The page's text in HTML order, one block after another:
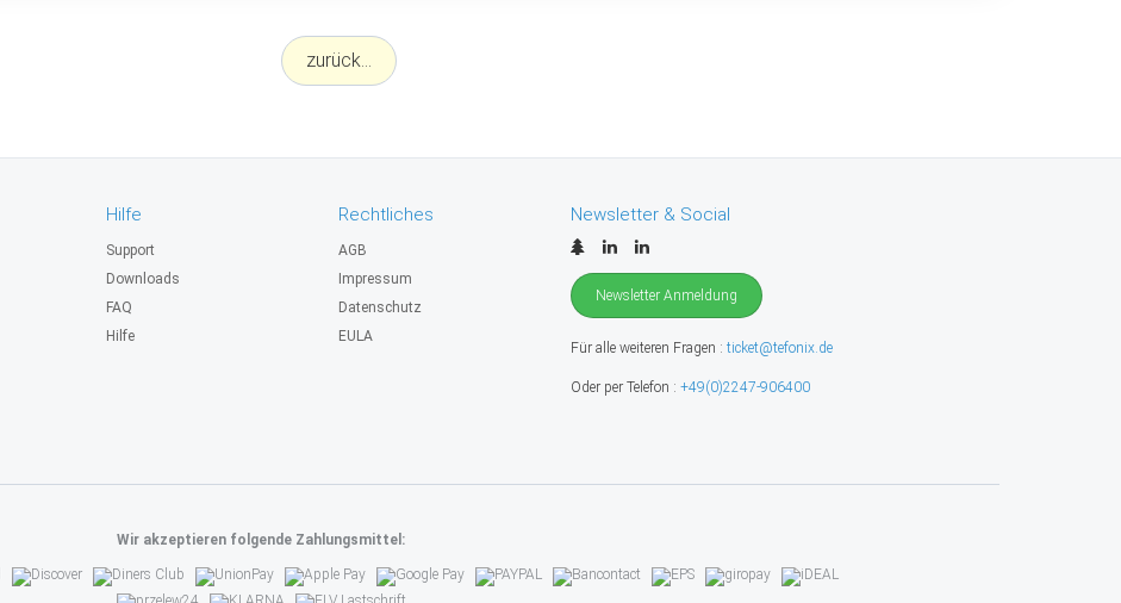
zurück...
Hilfe
Support
Downloads
FAQ
Hilfe
Rechtliches
AGB
Impressum
Datenschutz
EULA
Newsletter & Social
Newsletter Anmeldung
Für alle weiteren Fragen : ticket@tefonix.de
Oder per Telefon : +49(0)2247-906400
Wir akzeptieren folgende Zahlungsmittel: